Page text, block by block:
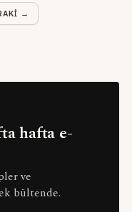
→
hafta e-
ve
bültende.